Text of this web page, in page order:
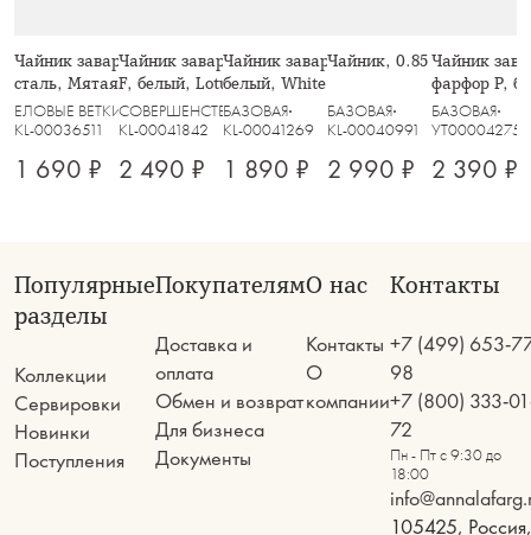
Чайник заварочный, 1 л, стекло Б/
сталь, Мятая фактура
ЕЛОВЫЕ ВЕТКИ
KL-00036511
1 690 ₽
Чайник заварочный, 1,1 л, фарфор
F, белый, Lotus white
СОВЕРШЕНСТВО
KL-00041842
2 490 ₽
Чайник заварочный, 1 л, фарфор P,
белый, White Basics
БАЗОВАЯ
KL-00041269
1 890 ₽
Чайник, 0.85 л, зелёный,
БАЗОВАЯ
KL-00040991
2 990 ₽
Чайник
фарфор P,
БАЗОВАЯ
УТ000042759
2 390 ₽
Популярные
разделы
Коллекции
Сервировки
Новинки
Поступления
Покупателям
Доставка и
оплата
Обмен и возврат
Для бизнеса
Документы
О нас
Контакты
О
компании
Контакты
+7 (499) 653-
98
+7 (800) 333-
72
Пн - Пт с 9:30 до
18:00
105425, Россия,